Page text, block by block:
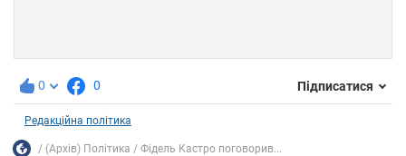
0 0 Підписатися
Редакційна політика
(Архів) Політика Фідель Кастро поговорив...